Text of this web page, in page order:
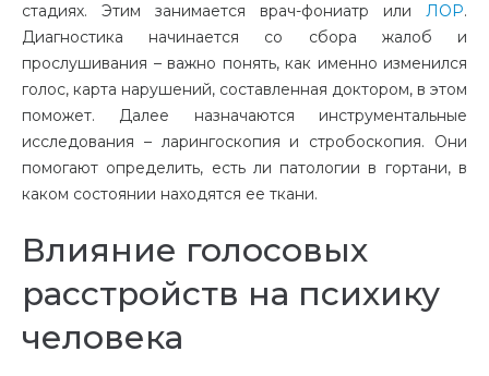
стадиях. Этим занимается врач-фониатр или ЛОР.
Диагностика начинается со сбора жалоб и
прослушивания – важно понять, как именно изменился
голос, карта нарушений, составленная доктором, в этом
поможет. Далее назначаются инструментальные
исследования – ларингоскопия и стробоскопия. Они
помогают определить, есть ли патологии в гортани, в
каком состоянии находятся ее ткани.
Влияние голосовых
расстройств на психику
человека